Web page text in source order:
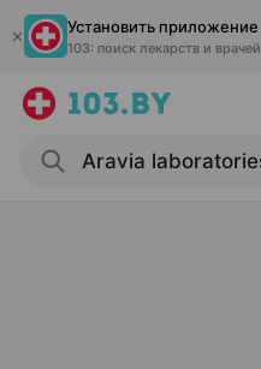
Установить приложение
103: поиск лекарств и врачей